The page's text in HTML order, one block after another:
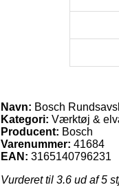
Navn: Bosch
Kategori: Værktøj &
Producent: Bosch
Varenummer: 41684
EAN: 3165140796231
Vurderet til 3.6 ud af 5